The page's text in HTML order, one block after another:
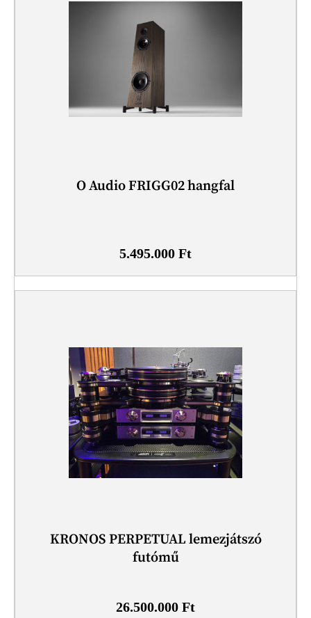
O Audio FRIGG02 hangfal
5.495.000 Ft
KRONOS PERPETUAL lemezjátszó
futómű
26.500.000 Ft